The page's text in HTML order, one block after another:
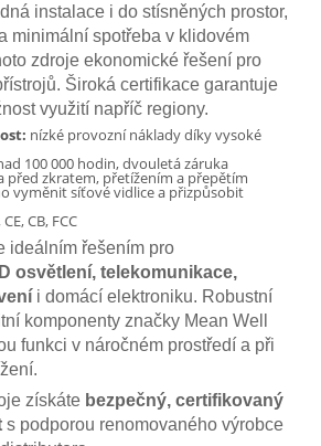
instalace i do stísněných prostor,
minimální spotřeba v klidovém
zdroje ekonomické řešení pro
Široká certifikace garantuje
využití napříč regiony.
nízké provozní náklady díky vysoké
100 000 hodin, dvouletá záruka
před zkratem, přetížením a přepětím
vyměnit síťové vidlice a přizpůsobit
CB, FCC
ideálním řešením pro
osvětlení, telekomunikace,
i domácí elektroniku. Robustní
komponenty značky Mean Well
funkci v náročném prostředí a při
získáte bezpečný, certifikovaný
s podporou renomovaného výrobce